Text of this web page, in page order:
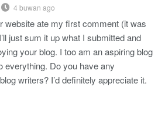
4 buwan ago
website ate my first comment (it was
just sum it up what I submitted and
your blog. I too am an aspiring blog
everything. Do you have any
writers? I’d definitely appreciate it.